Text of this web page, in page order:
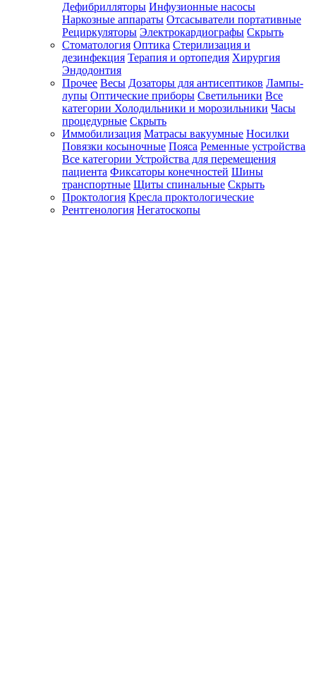
Дефибрилляторы Инфузионные насосы
Наркозные аппараты Отсасыватели портативные
Рециркуляторы Электрокардиографы Скрыть
Стоматология Оптика Стерилизация и
дезинфекция Терапия и ортопедия Хирургия
Эндодонтия
Прочее Весы Дозаторы для антисептиков Лампы-
лупы Оптические приборы Светильники Все
категории Холодильники и морозильники Часы
процедурные Скрыть
Иммобилизация Матрасы вакуумные Носилки
Повязки косыночные Пояса Ременные устройства
Все категории Устройства для перемещения
пациента Фиксаторы конечностей Шины
транспортные Щиты спинальные Скрыть
Проктология Кресла проктологические
Рентгенология Негатоскопы